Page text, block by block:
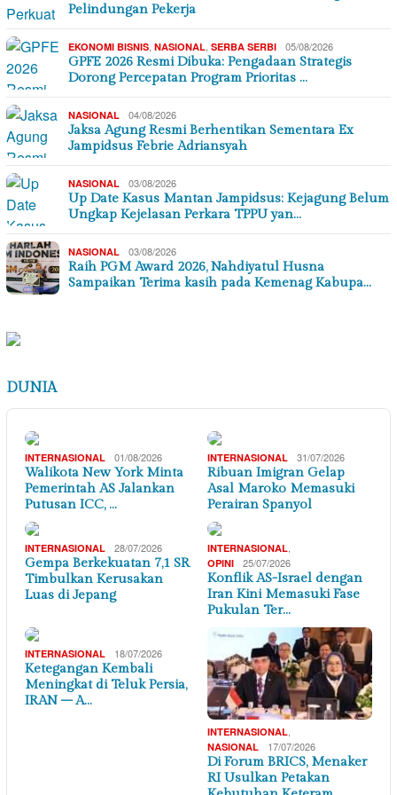
Pelindungan Pekerja
EKONOMI BISNIS NASIONAL SERBA SERBI 05/08/2026
GPFE 2026 Resmi Dibuka: Pengadaan Strategis
Dorong Percepatan Program Prioritas …
NASIONAL 04/08/2026
Jaksa Agung Resmi Berhentikan Sementara Ex
Jampidsus Febrie Adriansyah
NASIONAL 03/08/2026
Up Date Kasus Mantan Jampidsus: Kejagung Belum
Ungkap Kejelasan Perkara TPPU yan…
NASIONAL 03/08/2026
Raih PGM Award 2026, Nahdiyatul Husna
Sampaikan Terima kasih pada Kemenag Kabupa…
DUNIA
INTERNASIONAL 01/08/2026
Walikota New York Minta
Pemerintah AS Jalankan
Putusan ICC, …
INTERNASIONAL 31/07/2026
Ribuan Imigran Gelap
Asal Maroko Memasuki
Perairan Spanyol
INTERNASIONAL 28/07/2026
Gempa Berkekuatan 7,1 SR
Timbulkan Kerusakan
Luas di Jepang
INTERNASIONAL
OPINI 25/07/2026
Konflik AS-Israel dengan
Iran Kini Memasuki Fase
Pukulan Ter…
INTERNASIONAL 18/07/2026
Ketegangan Kembali
Meningkat di Teluk Persia,
IRAN – A…
INTERNASIONAL
NASIONAL 17/07/2026
Di Forum BRICS, Menaker
RI Usulkan Petakan